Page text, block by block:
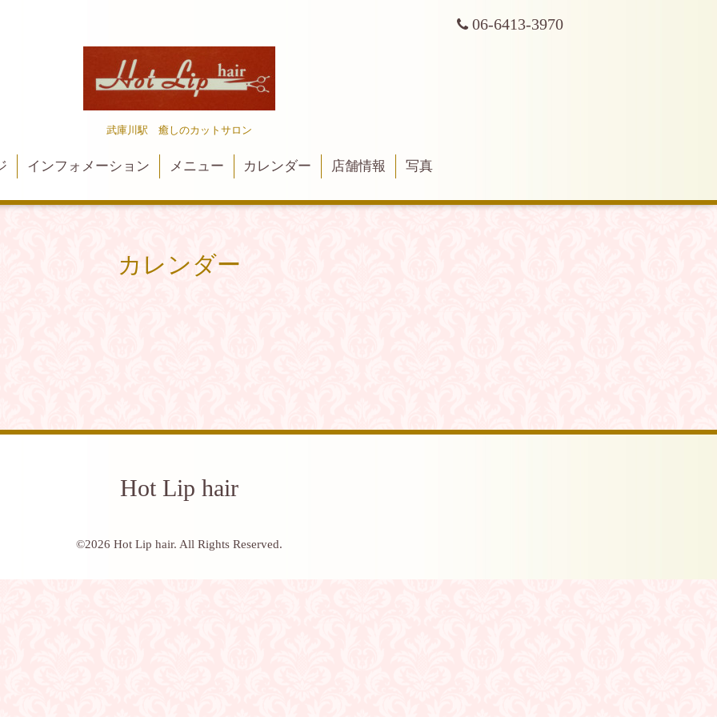
06-6413-3970
武庫川駅 癒しのカットサロン
インフォメーション メニュー カレンダー 店舗情報 写真
カレンダー
Hot Lip hair
©2026 Hot Lip hair. All Rights Reserved.